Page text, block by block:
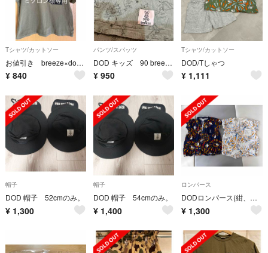
Tシャツ/カットソー
お値引き breeze×dod コラボTシャツ
¥ 840
パンツ/スパッツ
DOD キッズ 90 breezeコラボ ルームウェア ブラック パンツ 男の子
¥ 950
Tシャツ/カットソー
DOD/Tしゃつ
¥ 1,111
帽子
DOD 帽子 52cmのみ。
¥ 1,300
帽子
DOD 帽子 54cmのみ。
¥ 1,400
ロンパース
DODロンパース(紺、白) 70サイズ
¥ 1,300